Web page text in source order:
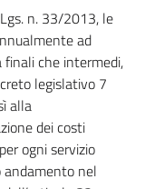
n. 33/2013, le
ad
finali che intermedi,
legislativo 7
alla
dei costi
ogni servizio
andamento nel